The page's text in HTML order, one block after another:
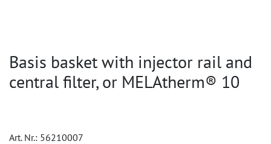
Basis basket with injector rail and
central filter, or MELAtherm® 10
Art. Nr.: 56210007